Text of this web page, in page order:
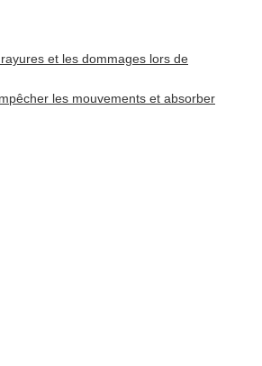
et les dommages lors de
les mouvements et absorber